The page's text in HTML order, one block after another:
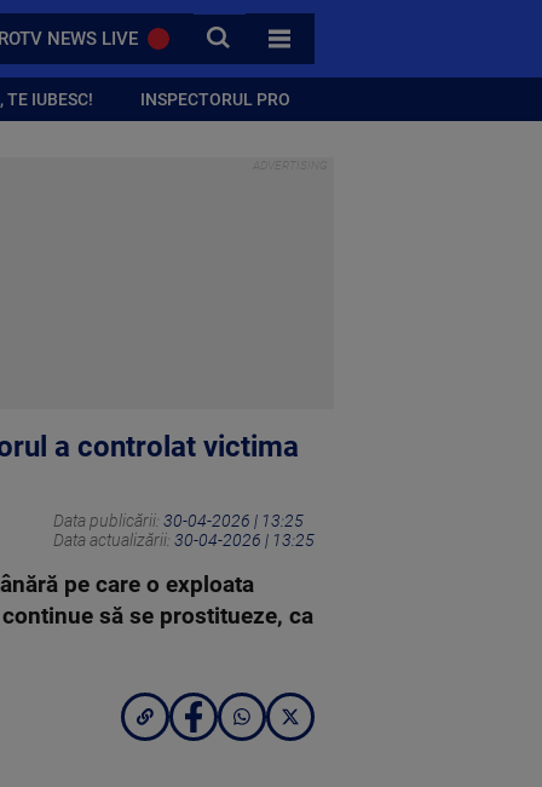
NEWS LIVE CAUTA
TOATE CATEGORIILE
TE IUBESC! INSPECTORUL PRO
a controlat victima
Data publicării: 30-04-2026 | 13:25
Data actualizării: 30-04-2026 | 13:25
pe care o exploata
să se prostitueze, ca